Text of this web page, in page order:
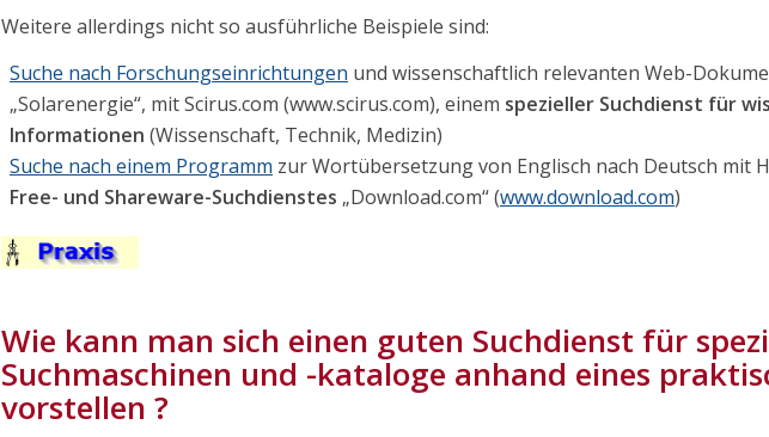
Weitere allerdings nicht so ausführliche Beispiele sind:
Suche nach Forschungseinrichtungen und wissenschaftlich relevanten Web-
„Solarenergie“, mit Scirus.com (www.scirus.com), einem spezieller Suchdienst für
Informationen (Wissenschaft, Technik, Medizin)
Suche nach einem Programm zur Wortübersetzung von Englisch nach Deutsch mit
Free- und Shareware-Suchdienstes „Download.com“ (www.download.com)
Wie kann man sich einen guten Suchdienst für
Suchmaschinen und -kataloge anhand eines
vorstellen ?